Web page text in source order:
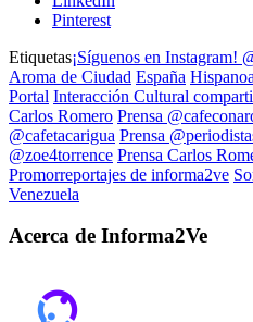
Pinterest
Etiquetas¡Síguenos en Instagram!
Aroma de Ciudad España
Portal Interacción Cultural
Carlos Romero Prensa
@cafetacarigua Prensa
@zoe4torrence Prensa Carlos
Promorreportajes de informa2ve
Venezuela
Acerca de Informa2Ve